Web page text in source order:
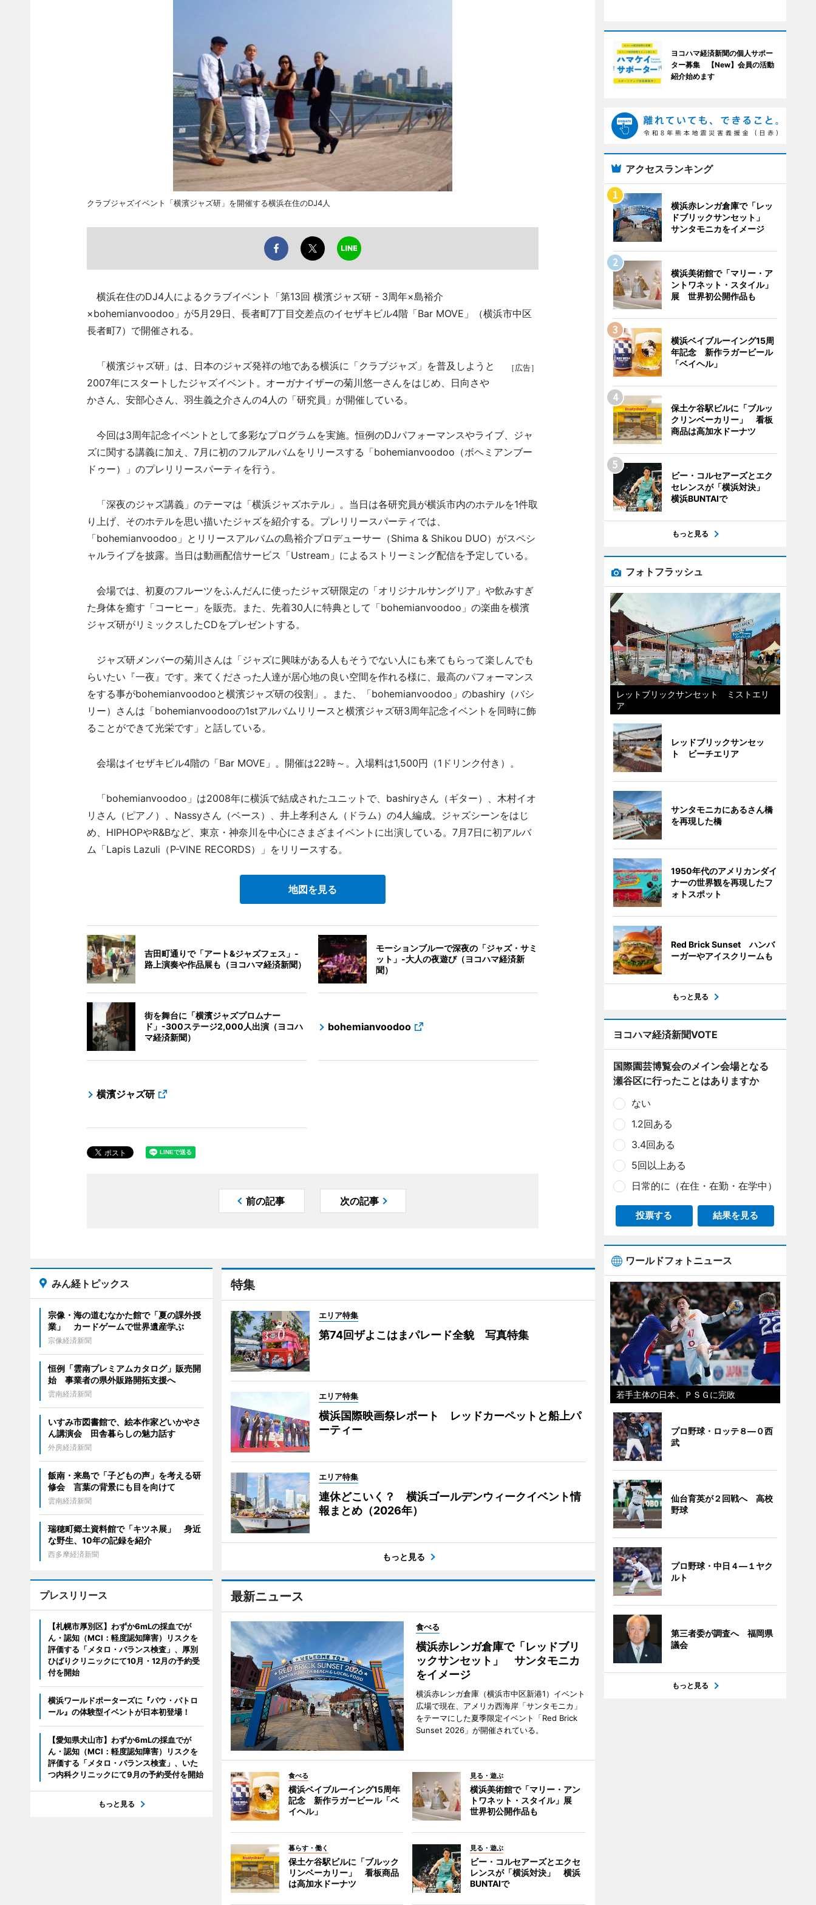
クラブジャズイベント「横濱ジャズ研」を開催する横浜在住のDJ4人
横浜在住のDJ4人によるクラブイベント「第13回 横濱ジャズ研 - 3周年×島裕介
×bohemianvoodoo」が5月29日、長者町7丁目交差点のイセザキビル4階「Bar MOVE」（横浜市中区
長者町7）で開催される。
［広告］
「横濱ジャズ研」は、日本のジャズ発祥の地である横浜に「クラブジャズ」を普及しようと
2007年にスタートしたジャズイベント。オーガナイザーの菊川悠一さんをはじめ、日向さや
かさん、安部心さん、羽生義之介さんの4人の「研究員」が開催している。
今回は3周年記念イベントとして多彩なプログラムを実施。恒例のDJパフォーマンスやライブ、ジャ
ズに関する講義に加え、7月に初のフルアルバムをリリースする「bohemianvoodoo（ボヘミアンブー
ドゥー）」のプレリリースパーティを行う。
「深夜のジャズ講義」のテーマは「横浜ジャズホテル」。当日は各研究員が横浜市内のホテルを1件取
り上げ、そのホテルを思い描いたジャズを紹介する。プレリリースパーティでは、
「bohemianvoodoo」とリリースアルバムの島裕介プロデューサー（Shima & Shikou DUO）がスペシ
ャルライブを披露。当日は動画配信サービス「Ustream」によるストリーミング配信を予定している。
会場では、初夏のフルーツをふんだんに使ったジャズ研限定の「オリジナルサングリア」や飲みすぎ
た身体を癒す「コーヒー」を販売。また、先着30人に特典として「bohemianvoodoo」の楽曲を横濱
ジャズ研がリミックスしたCDをプレゼントする。
ジャズ研メンバーの菊川さんは「ジャズに興味がある人もそうでない人にも来てもらって楽しんでも
らいたい『一夜』です。来てくださった人達が居心地の良い空間を作れる様に、最高のパフォーマンス
をする事がbohemianvoodooと横濱ジャズ研の役割」。また、「bohemianvoodoo」のbashiry（バシ
リー）さんは「bohemianvoodooの1stアルバムリリースと横濱ジャズ研3周年記念イベントを同時に飾
ることができて光栄です」と話している。
会場はイセザキビル4階の「Bar MOVE」。開催は22時～。入場料は1,500円（1ドリンク付き）。
「bohemianvoodoo」は2008年に横浜で結成されたユニットで、bashiryさん（ギター）、木村イオ
リさん（ピアノ）、Nassyさん（ベース）、井上孝利さん（ドラム）の4人編成。ジャズシーンをはじ
め、HIPHOPやR&Bなど、東京・神奈川を中心にさまざまイベントに出演している。7月7日に初アルバ
ム「Lapis Lazuli（P-VINE RECORDS）」をリリースする。
地図を見る
吉田町通りで「アート&ジャズフェス」-
路上演奏や作品展も（ヨコハマ経済新聞）
モーションブルーで深夜の「ジャズ・サミ
ット」-大人の夜遊び（ヨコハマ経済新
聞）
街を舞台に「横濱ジャズプロムナー
ド」-300ステージ2,000人出演（ヨコハ
マ経済新聞）
bohemianvoodoo
横濱ジャズ研
前の記事 次の記事
特集
エリア特集
第74回ザよこはまパレード全貌 写真特集
エリア特集
横浜国際映画祭レポート レッドカーペットと船上パ
ーティー
エリア特集
連休どこいく？ 横浜ゴールデンウィークイベント情
報まとめ（2026年）
もっと見る
最新ニュース
食べる
横浜赤レンガ倉庫で「レッドブリ
ックサンセット」 サンタモニカ
をイメージ
横浜赤レンガ倉庫（横浜市中区新港1）イベント
広場で現在、アメリカ西海岸「サンタモニカ」
をテーマにした夏季限定イベント「Red Brick
Sunset 2026」が開催されている。
食べる
横浜ベイブルーイング15周年
記念 新作ラガービール「ベ
イヘル」
見る・遊ぶ
横浜美術館で「マリー・アン
トワネット・スタイル」展
世界初公開作品も
暮らす・働く
保土ケ谷駅ビルに「ブルック
リンベーカリー」 看板商品
は高加水ドーナツ
見る・遊ぶ
ビー・コルセアーズとエクセ
レンスが「横浜対決」 横浜
BUNTAIで
みん経トピックス
宗像・海の道むなかた館で「夏の課外授
業」 カードゲームで世界遺産学ぶ
宗像経済新聞
恒例「雲南プレミアムカタログ」販売開
始 事業者の県外販路開拓支援へ
雲南経済新聞
いすみ市図書館で、絵本作家どいかやさ
ん講演会 田舎暮らしの魅力話す
外房経済新聞
飯南・来島で「子どもの声」を考える研
修会 言葉の背景にも目を向けて
雲南経済新聞
瑞穂町郷土資料館で「キツネ展」 身近
な野生、10年の記録を紹介
西多摩経済新聞
プレスリリース
【札幌市厚別区】わずか6mLの採血でが
ん・認知（MCI：軽度認知障害）リスクを
評価する「メタロ・バランス検査」、厚別
ひばりクリニックにて10月・12月の予約受
付を開始
横浜ワールドポーターズに『パウ・パトロ
ール』の体験型イベントが日本初登場！
【愛知県犬山市】わずか6mLの採血でが
ん・認知（MCI：軽度認知障害）リスクを
評価する「メタロ・バランス検査」、いた
つ内科クリニックにて9月の予約受付を開始
もっと見る
ヨコハマ経済新聞の個人サポー
ター募集 【New】会員の活動
紹介始めます
アクセスランキング
横浜赤レンガ倉庫で「レッ
ドブリックサンセット」
サンタモニカをイメージ
横浜美術館で「マリー・ア
ントワネット・スタイル」
展 世界初公開作品も
横浜ベイブルーイング15周
年記念 新作ラガービール
「ベイヘル」
保土ケ谷駅ビルに「ブルッ
クリンベーカリー」 看板
商品は高加水ドーナツ
ビー・コルセアーズとエク
セレンスが「横浜対決」
横浜BUNTAIで
もっと見る
フォトフラッシュ
レットブリックサンセット ミストエリ
ア
レッドブリックサンセッ
ト ビーチエリア
サンタモニカにあるさん橋
を再現した橋
1950年代のアメリカンダイ
ナーの世界観を再現したフ
ォトスポット
Red Brick Sunset ハンバ
ーガーやアイスクリームも
もっと見る
ヨコハマ経済新聞VOTE
国際園芸博覧会のメイン会場となる
瀬谷区に行ったことはありますか
ない
1.2回ある
3.4回ある
5回以上ある
日常的に（在住・在勤・在学中）
投票する 結果を見る
ワールドフォトニュース
若手主体の日本、ＰＳＧに完敗
プロ野球・ロッテ８―０西
武
仙台育英が２回戦へ 高校
野球
プロ野球・中日４―１ヤク
ルト
第三者委が調査へ 福岡県
議会
もっと見る